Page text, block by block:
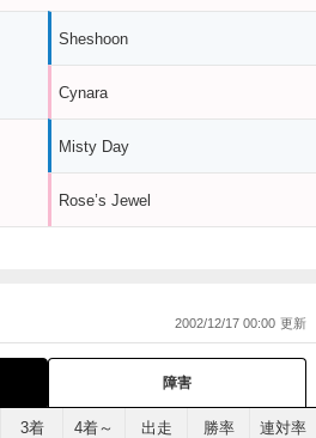
Sheshoon
Cynara
Misty Day
Rose’s Jewel
2002/12/17 00:00
障害
3着 4着～ 出走 勝率 連対率